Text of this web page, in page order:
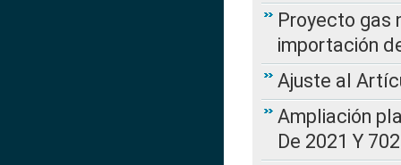
Proyecto gas
importación
Ajuste al
Ampliación
De 2021 Y